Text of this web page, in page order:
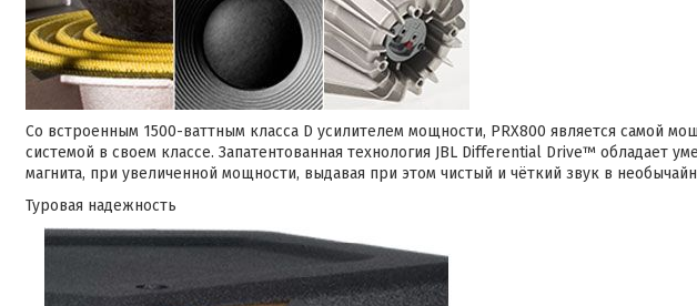
Со встроенным 1500-ваттным класса D усилителем мощности, PRX800 является самой
системой в своем классе. Запатентованная технология JBL Differential Drive™ обладает
магнита, при увеличенной мощности, выдавая при этом чистый и чёткий звук в
Туровая надежность